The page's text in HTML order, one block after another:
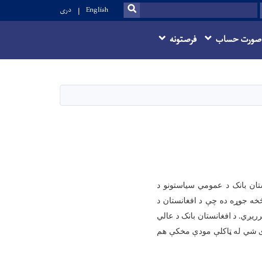
SEARCH
English دری
صورت حساب فرصتونه
بانک د عمومي سیاستونو د
جوړه ده چې د افغانستان د
د افغانستان بانک د عالي
شي له ټاکلې مودې مخکې هم